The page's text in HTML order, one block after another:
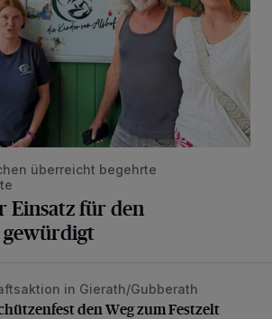
überreicht begehrte
Einsatz für den
den Weg zum Festzelt
in Gierath/Gubberath
den Weg zum Festzelt